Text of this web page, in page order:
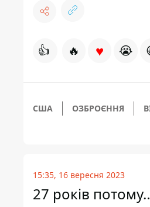
👍 🔥 ♥ 😭
США ОЗБРОЄННЯ
15:35, 16 вересня 2023
27 років